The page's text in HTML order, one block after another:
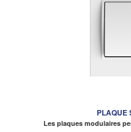
PLAQUE
Les plaques modulaires